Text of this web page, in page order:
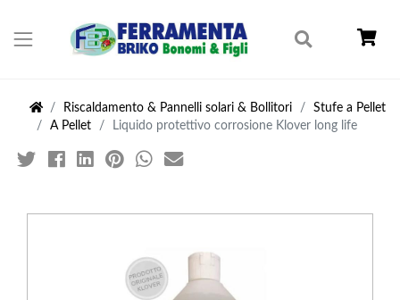
Riscaldamento & Pannelli solari & Bollitori
Stufe a Pellet
A Pellet
Liquido protettivo corrosione Klover long life